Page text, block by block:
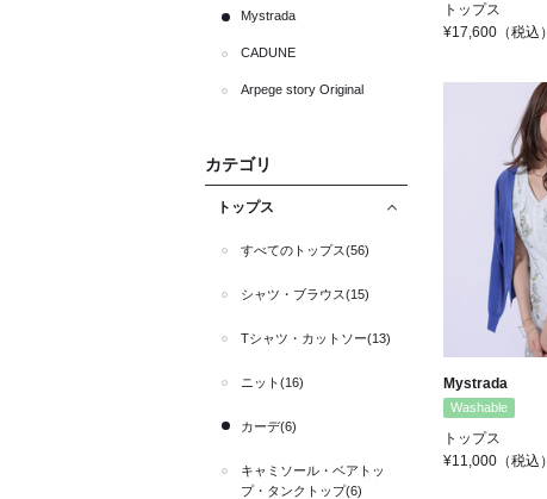
Mystrada
CADUNE
Arpege story Original
カテゴリ
トップス
すべてのトップス(56)
シャツ・ブラウス(15)
Tシャツ・カットソー(13)
ニット(16)
カーデ(6)
キャミソール・ベアトッ
プ・タンクトップ(6)
トップス
¥17,600 （税込）
Mystrada
Washable
トップス
¥11,000 （税込）